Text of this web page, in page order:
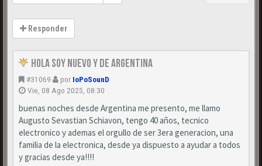
Responder
Hola Soy Nuevo y de Argentina
#31069 por IoPoSounD
Vie, 08 Ago 2025, 08:30
buenas noches desde Argentina me presento, me llamo
Augusto Sevastian Schiavon, tengo 40 años, tecnico
electronico y ademas el orgullo de ser 3era generacion, una
familia de la electronica, desde ya dispuesto a ayudar a todos
y gracias desde ya!!!!